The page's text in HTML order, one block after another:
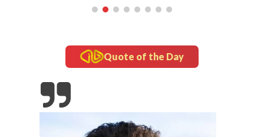
Quote of the Day